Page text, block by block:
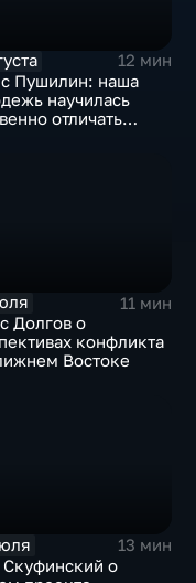
12 мин
Пушилин: наша
научилась
отличать
11 мин
Долгов о
конфликта
Востоке
13 мин
Скуфинский о